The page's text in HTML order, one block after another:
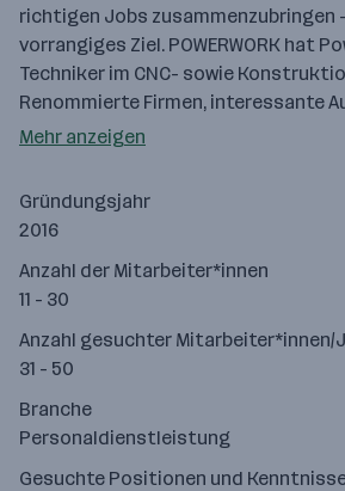
richtigen Jobs zusammenzubringen
vorrangiges Ziel. POWERWORK hat
Techniker im CNC- sowie
Renommierte Firmen, interessante
Mehr anzeigen
Gründungsjahr
2016
Anzahl der Mitarbeiter*innen
11 - 30
Anzahl gesuchter Mitarbeiter*innen/
31 - 50
Branche
Personaldienstleistung
Gesuchte Positionen und